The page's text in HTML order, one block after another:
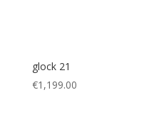
glock 21
€1,199.00